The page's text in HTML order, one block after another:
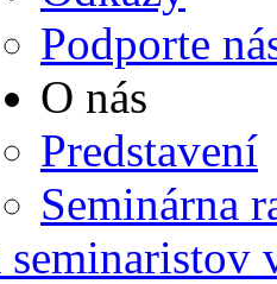
Podporte
O nás
Predstavení
Seminárna
seminaristov